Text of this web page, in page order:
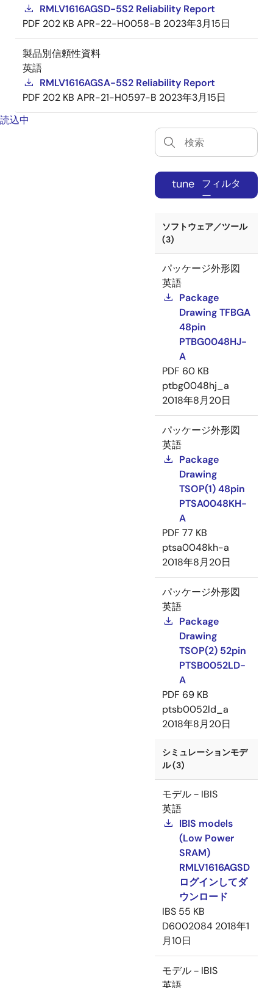
RMLV1616AGSD-5S2 Reliability Report
PDF 202 KB APR-22-H0058-B 2023年3月15日
製品別信頼性資料
英語
RMLV1616AGSA-5S2 Reliability Report
PDF 202 KB APR-21-H0597-B 2023年3月15日
読込中
tune
フィルタ
ー
ソフトウェア／ツール
(3)
パッケージ外形図
英語
Package
Drawing TFBGA
48pin
PTBG0048HJ-
A
PDF 60 KB
ptbg0048hj_a
2018年8月20日
パッケージ外形図
英語
Package
Drawing
TSOP(1) 48pin
PTSA0048KH-
A
PDF 77 KB
ptsa0048kh-a
2018年8月20日
パッケージ外形図
英語
Package
Drawing
TSOP(2) 52pin
PTSB0052LD-
A
PDF 69 KB
ptsb0052ld_a
2018年8月20日
シミュレーションモデ
ル (3)
モデル－IBIS
英語
IBIS models
(Low Power
SRAM)
RMLV1616AGSD
ログインしてダ
ウンロード
IBS 55 KB
D6002084 2018年1
月10日
モデル－IBIS
英語